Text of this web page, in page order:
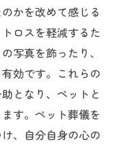
かを改めて感じる
ロスを軽減するた
写真を飾ったり、
効です。これらの
となり、ペットと
す。ペット葬儀を
、自分自身の心の